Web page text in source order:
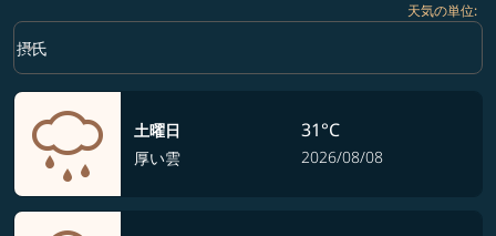
天気の単位:
Weather unit option 摂氏 Selected
摂氏
keyboard_arrow_down
土曜日
厚い雲
31°C
2026/08/08